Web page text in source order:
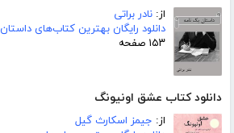
از: نادر براتی
دانلود رایگان بهترین کتاب‌های داستان
۱۵۳ صفحه
دانلود کتاب عشق اونیونگ
از: جیمز اسکارث گیل